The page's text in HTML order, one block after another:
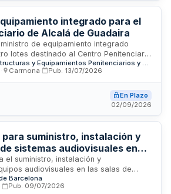
mediante cuatro prórrogas
integrado para el
de Alcalá de Guadaira
de equipamiento integrado
lotes destinado al Centro Penitenciario
en Sevilla. El contrato incluye la
del montaje y la instalación del
mínima de cinco años en
adjudicatario será responsable de la
y experiencia establecidos.
Carmona Pub. 13/07/2026
En Plazo
02/09/2026
suministro, instalación y
sistemas audiovisuales en
y formación de la Autoridad
el suministro, instalación y
audiovisuales en las salas de
y polivalentes de la Autoridad Portuaria
material técnico en el edificio de
Barcelona
Pub. 09/07/2026